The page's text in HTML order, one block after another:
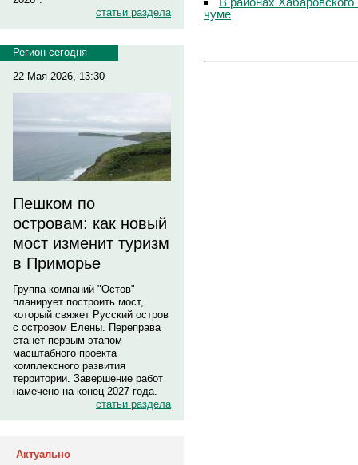
статьи раздела
Регион сегодня
22 Мая 2026, 13:30
Пешком по
островам: как новый
мост изменит туризм
в Приморье
Группа компаний "Остов"
планирует построить мост,
который свяжет Русский остров
с островом Елены. Переправа
станет первым этапом
масштабного проекта
комплексного развития
территории. Завершение работ
намечено на конец 2027 года.
статьи раздела
Актуально
чуме